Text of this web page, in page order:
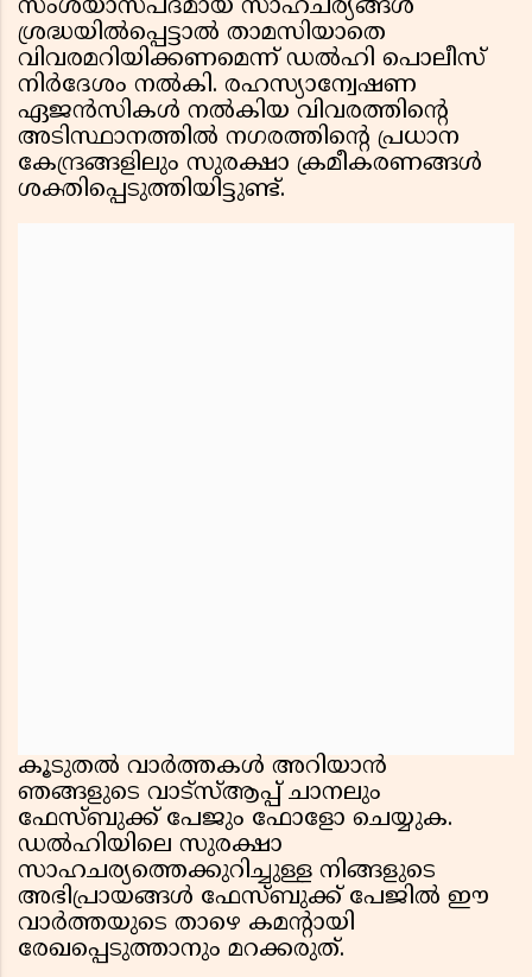
സംശയാസ്പദമായ സാഹചര്യങ്ങൾ
ശ്രദ്ധയിൽപ്പെട്ടാൽ താമസിയാതെ
വിവരമറിയിക്കണമെന്ന് ഡൽഹി പൊലീസ്
നിർദേശം നൽകി. രഹസ്യാന്വേഷണ
ഏജൻസികൾ നൽകിയ വിവരത്തിൻ്റെ
അടിസ്ഥാനത്തിൽ നഗരത്തിൻ്റെ പ്രധാന
കേന്ദ്രങ്ങളിലും സുരക്ഷാ ക്രമീകരണങ്ങൾ
ശക്തിപ്പെടുത്തിയിട്ടുണ്ട്.
കൂടുതൽ വാര്‍ത്തകൾ അറിയാൻ
ഞങ്ങളുടെ വാട്സ്ആപ്പ് ചാനലും
ഫേസ്ബുക്ക് പേജും ഫോളോ ചെയ്യുക.
ഡൽഹിയിലെ സുരക്ഷാ
സാഹചര്യത്തെക്കുറിച്ചുള്ള നിങ്ങളുടെ
അഭിപ്രായങ്ങൾ ഫേസ്ബുക്ക് പേജില്‍ ഈ
വാർത്തയുടെ താഴെ കമന്റായി
രേഖപ്പെടുത്താനും മറക്കരുത്.